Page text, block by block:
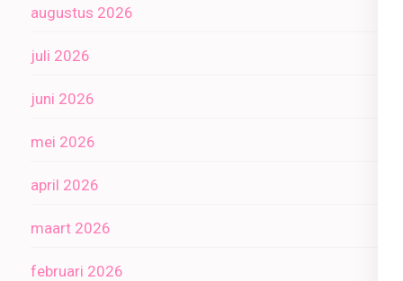
augustus 2026
juli 2026
juni 2026
mei 2026
april 2026
maart 2026
februari 2026